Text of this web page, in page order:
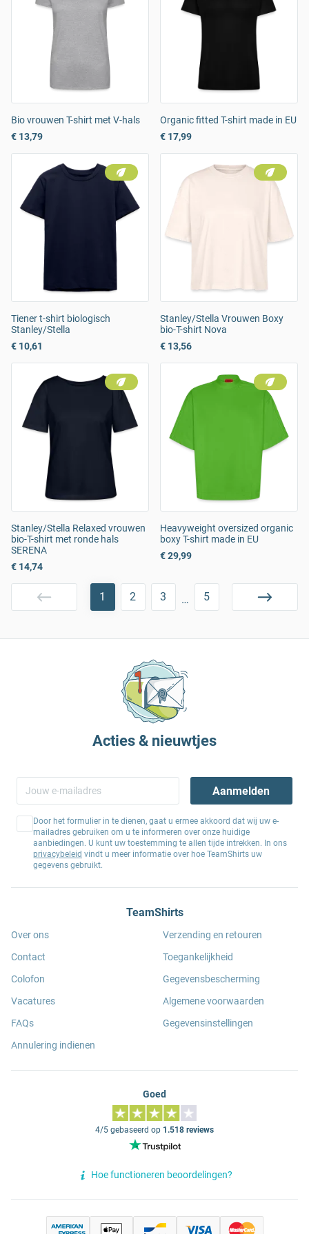
Bio vrouwen T-shirt met V-hals
€ 13,79
Organic fitted T-shirt made in EU
€ 17,99
Tiener t-shirt biologisch
Stanley/Stella
€ 10,61
Stanley/Stella Vrouwen Boxy
bio-T-shirt Nova
€ 13,56
Stanley/Stella Relaxed vrouwen
bio-T-shirt met ronde hals
SERENA
€ 14,74
Heavyweight oversized organic
boxy T-shirt made in EU
€ 29,99
1 2 3 … 5
Acties & nieuwtjes
Aanmelden
Door het formulier in te dienen, gaat u ermee akkoord dat wij uw e-
mailadres gebruiken om u te informeren over onze huidige
aanbiedingen. U kunt uw toestemming te allen tijde intrekken. In ons
privacybeleid vindt u meer informatie over hoe TeamShirts uw
gegevens gebruikt.
TeamShirts
Over ons
Contact
Colofon
Vacatures
FAQs
Annulering indienen
Verzending en retouren
Toegankelijkheid
Gegevensbescherming
Algemene voorwaarden
Gegevensinstellingen
Goed
4/5 gebaseerd op 1.518 reviews
Hoe functioneren beoordelingen?